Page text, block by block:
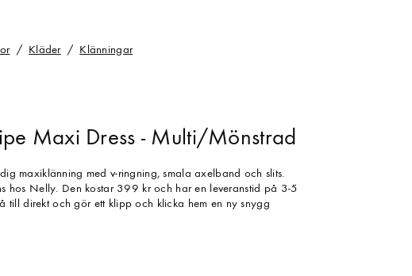
Kläder Klänningar
Maxi Dress - Multi/Mönstrad
maxiklänning med v-ringning, smala axelband och slits.
hos Nelly. Den kostar 399 kr och har en leveranstid på 3-5
till direkt och gör ett klipp och klicka hem en ny snygg